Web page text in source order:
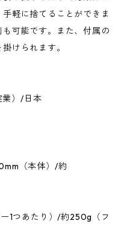
軽に捨てることができま
可能です。また、付属の
けられます。
業）/日本
（本体）/約
1つあたり）/約250g（フ